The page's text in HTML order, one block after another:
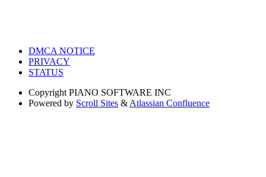
DMCA NOTICE
PRIVACY
STATUS
Copyright PIANO SOFTWARE INC
Powered by Scroll Sites & Atlassian Confluence